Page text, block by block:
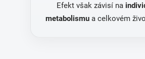
Efekt však závisí na
metabolismua celkovém